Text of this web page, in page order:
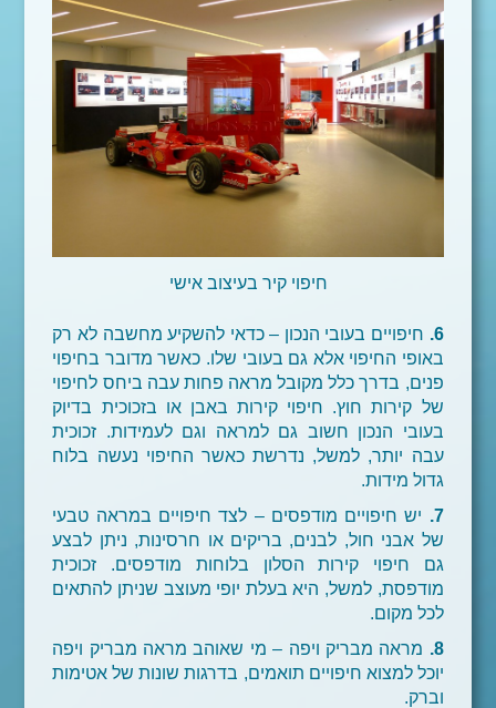
חיפוי קיר בעיצוב אישי
6. חיפויים בעובי הנכון – כדאי להשקיע מחשבה לא רק
באופי החיפוי אלא גם בעובי שלו. כאשר מדובר בחיפוי
פנים, בדרך כלל מקובל מראה פחות עבה ביחס לחיפוי
של קירות חוץ. חיפוי קירות באבן או בזכוכית בדיוק
בעובי הנכון חשוב גם למראה וגם לעמידות. זכוכית
עבה יותר, למשל, נדרשת כאשר החיפוי נעשה בלוח
גדול מידות.
7.
יש חיפויים מודפסים – לצד חיפויים במראה טבעי
של אבני חול, לבנים, בריקים או חרסינות, ניתן לבצע
גם חיפוי קירות הסלון בלוחות מודפסים. זכוכית
מודפסת, למשל, היא בעלת יופי מעוצב שניתן להתאים
לכל מקום.
8.
מראה מבריק ויפה – מי שאוהב מראה מבריק ויפה
יוכל למצוא חיפויים תואמים, בדרגות שונות של אטימות
וברק.